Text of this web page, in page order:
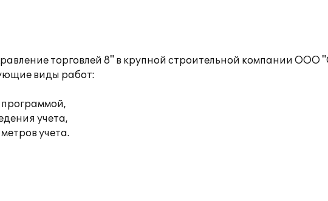
торговлей 8" в крупной строительной компании
виды работ:
программой,
учета,
учета.